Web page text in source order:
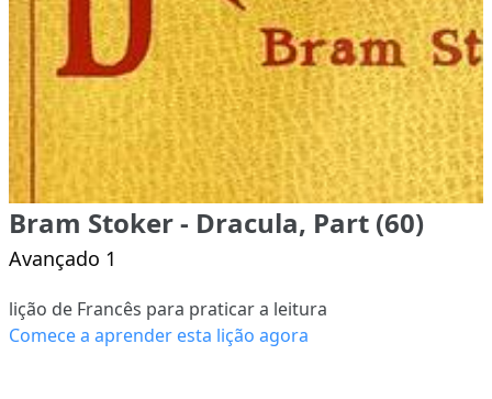
Bram Stoker - Dracula, Part (60)
Avançado 1
lição de Francês para praticar a leitura
Comece a aprender esta lição agora